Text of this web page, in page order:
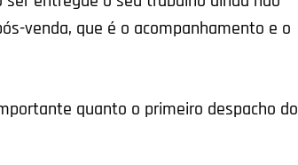
venda, que é o acompanhamento e o
quanto o primeiro despacho do